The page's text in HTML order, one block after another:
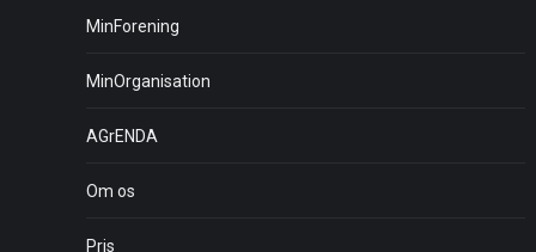
MinForening
MinOrganisation
AGrENDA
Om os
Pris